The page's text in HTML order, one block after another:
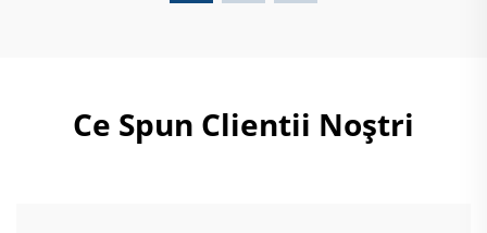
Ce Spun Clientii Noștri